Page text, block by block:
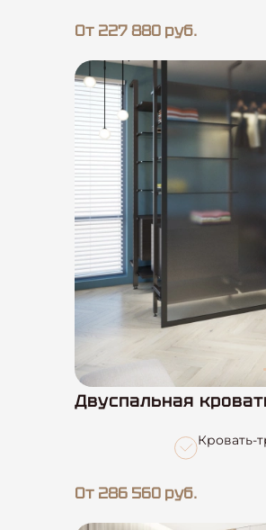
От 227 880 руб.
Двуспальная
Кровать-
От 286 560 руб.